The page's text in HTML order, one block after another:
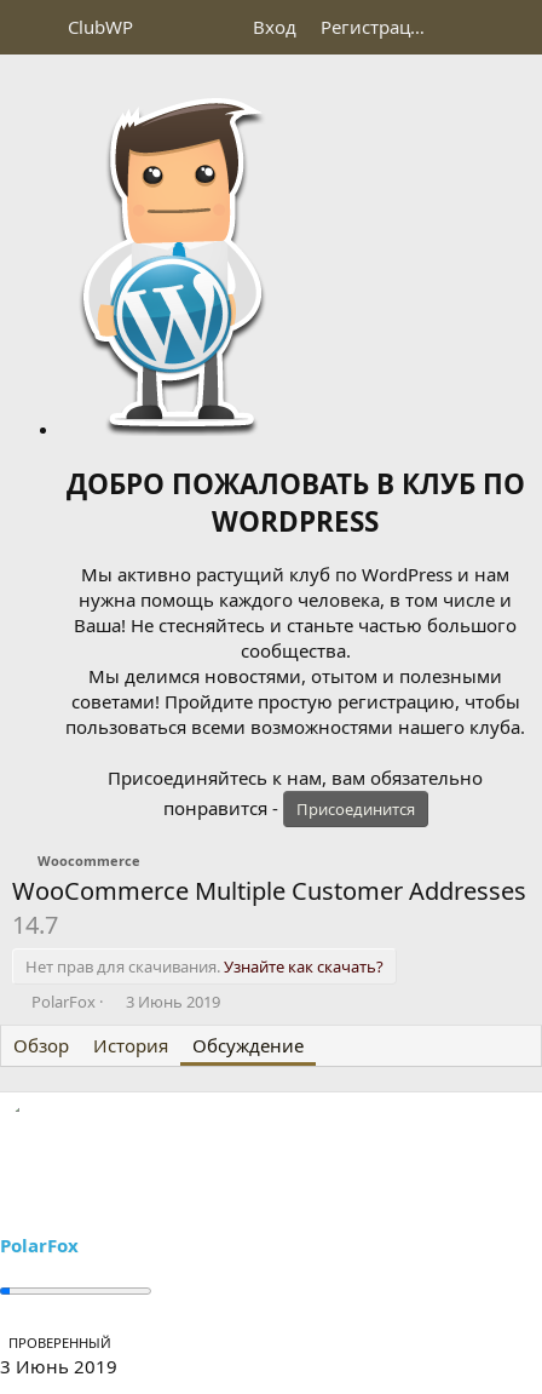
ClubWP Вход Регистрация
ДОБРО ПОЖАЛОВАТЬ В КЛУБ ПО
WORDPRESS
Мы активно растущий клуб по WordPress и нам
нужна помощь каждого человека, в том числе и
Ваша! Не стесняйтесь и станьте частью большого
сообщества.
Мы делимся новостями, отытом и полезными
советами! Пройдите простую регистрацию, чтобы
пользоваться всеми возможностями нашего клуба.
Присоединяйтесь к нам, вам обязательно
понравится -
Присоединится
Woocommerce
WooCommerce Multiple Customer Addresses
14.7
Нет прав для скачивания.Узнайте как скачать?
А
т
о
р
PolarFox
Д
т
а
н
3 Июнь 2019
Обзор История Обсуждение
PolarFox
ПРОВЕРЕННЫЙ
3 Июнь 2019